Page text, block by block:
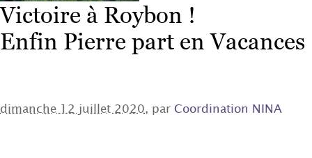
Victoire à Roybon !
Enfin Pierre part en Vacances
dimanche 12 juillet 2020, par Coordination NINA